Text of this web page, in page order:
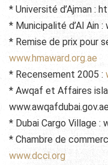
* Université d’Ajman :
* Municipalité d’Al Ain :
* Remise de prix pour
www.hmaward.org.ae
* Recensement 2005 :
* Awqaf et Affaires
www.awqafdubai.gov.ae
* Dubai Cargo Village :
* Chambre de
www.dcci.org